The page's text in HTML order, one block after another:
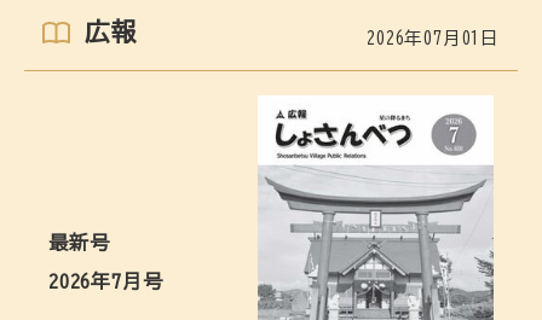
広報 2026年07月01日
最新号
2026年7月号